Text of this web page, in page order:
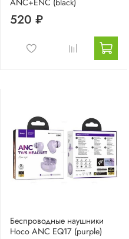
520 ₽
Беспроводные наушники
Hoco ANC EQ17 (purple)